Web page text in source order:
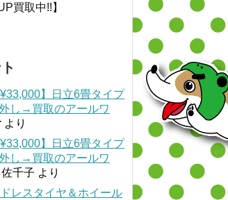
買取中!!】
¥33,000】日立6畳タイプ
し→買取のアールワ
より
¥33,000】日立6畳タイプ
し→買取のアールワ
千子 より
レスタイヤ＆ホイール